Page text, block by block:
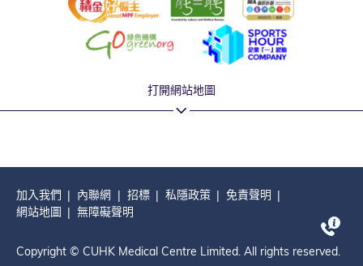
打開網站地圖
加入我們 內聯網 招標 私隱政策
免責聲明
網站地圖
無障礙聲明
Copyright © CUHK Medical Centre Limited. All rights reserved.